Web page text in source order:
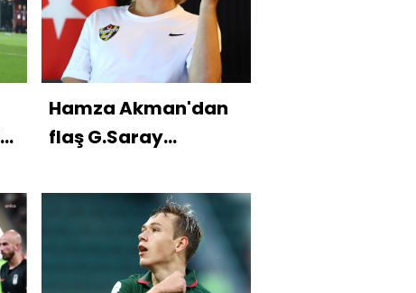
Hamza Akman'dan
flaş G.Saray